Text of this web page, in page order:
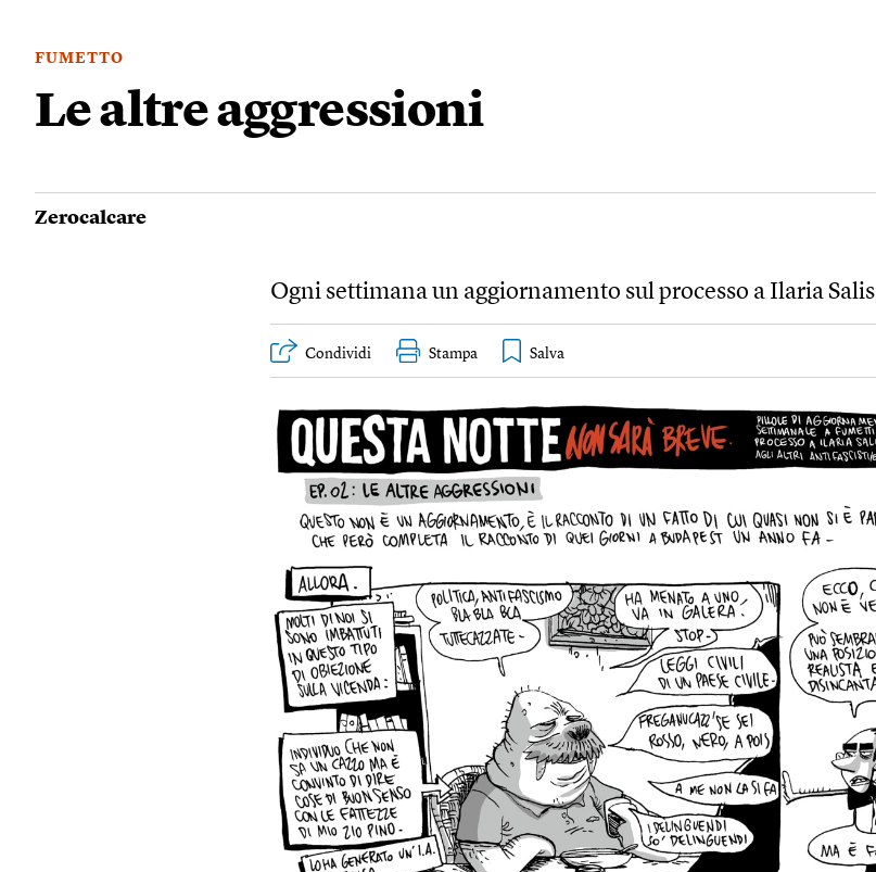
FUMETTO
Le altre aggressioni
Zerocalcare
Ogni settimana un aggiornamento sul processo a Ilaria Salis
Condividi Stampa